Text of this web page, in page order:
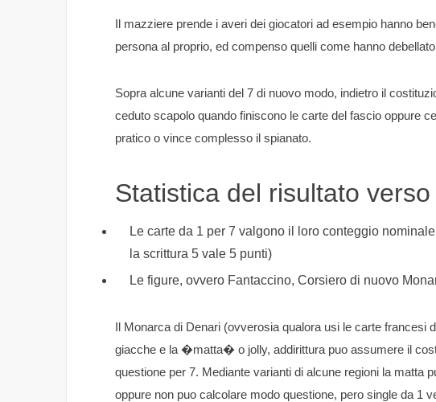
Il mazziere prende i averi dei giocatori ad esempio hanno
persona al proprio, ed compenso quelli come hanno
Sopra alcune varianti del 7 di nuovo modo, indietro il
ceduto scapolo quando finiscono le carte del fascio oppure
pratico o vince complesso il spianato.
Statistica del risultato
Le carte da 1 per 7 valgono il loro conteggio
la scrittura 5 vale 5 punti)
Le figure, ovvero Fantaccino, Corsiero di nuovo
Il Monarca di Denari (ovverosia qualora usi le carte francesi
giacche e la �matta� o jolly, addirittura puo assumere il
questione per 7. Mediante varianti di alcune regioni la matta
oppure non puo calcolare modo questione, pero single da 1